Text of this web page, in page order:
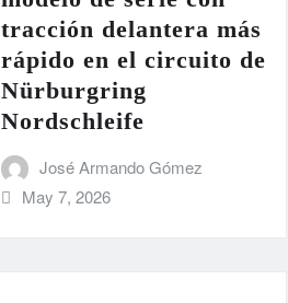
tracción delantera más
rápido en el circuito de
Nürburgring
Nordschleife
José Armando Gómez
May 7, 2026